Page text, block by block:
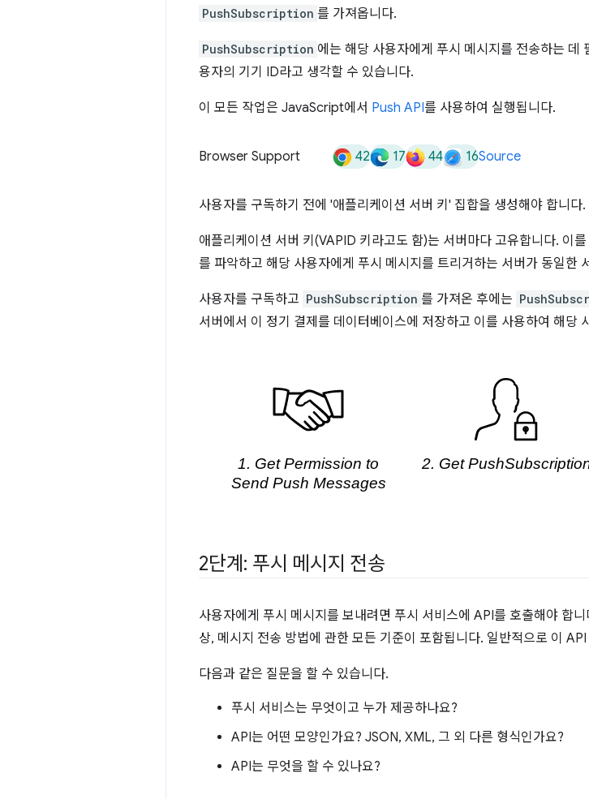
PushSubscription 를 가져옵니다.
PushSubscription 에는 해당 사용자에게 푸시 메시지를 전송하는
용자의 기기 ID라고 생각할 수 있습니다.
이 모든 작업은 JavaScript에서 Push API를 사용하여 실행됩니다.
Browser Support 42 17 44 16Source
사용자를 구독하기 전에 '애플리케이션 서버 키' 집합을 생성해야 합니다
애플리케이션 서버 키(VAPID 키라고도 함)는 서버마다 고유합니다. 이
를 파악하고 해당 사용자에게 푸시 메시지를 트리거하는 서버가 동일한
사용자를 구독하고 PushSubscription 를 가져온 후에는
서버에서 이 정기 결제를 데이터베이스에 저장하고 이를 사용하여 해당
2단계: 푸시 메시지 전송
사용자에게 푸시 메시지를 보내려면 푸시 서비스에 API를 호출해야 합
상, 메시지 전송 방법에 관한 모든 기준이 포함됩니다. 일반적으로 이
다음과 같은 질문을 할 수 있습니다.
푸시 서비스는 무엇이고 누가 제공하나요?
API는 어떤 모양인가요? JSON, XML, 그 외 다른 형식인가요?
API는 무엇을 할 수 있나요?